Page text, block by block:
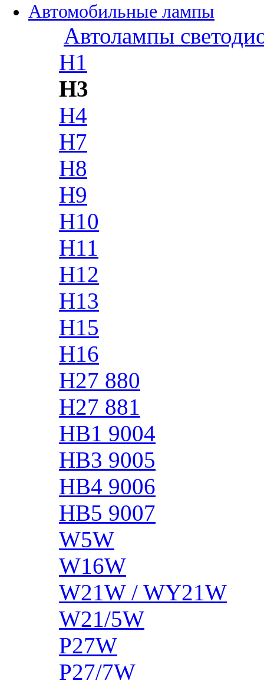
Автомобильные лампы
Автолампы
H1
H3
H4
H7
H8
H9
H10
H11
H12
H13
H15
H16
H27 880
H27 881
HB1 9004
HB3 9005
HB4 9006
HB5 9007
W5W
W16W
W21W / WY21W
W21/5W
P27W
P27/7W